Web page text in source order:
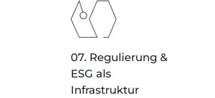
07. Regulierung &
ESG als
Infrastruktur